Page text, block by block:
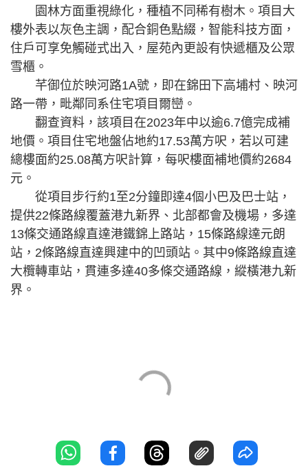
園林方面重視綠化，種植不同稀有樹木。項目大
樓外表以灰色主調，配合銅色點綴，智能科技方面，
住戶可享免觸碰式出入，屋苑內更設有快遞櫃及公眾
雪櫃。
芊御位於映河路1A號，即在錦田下高埔村、映河
路一帶，毗鄰同系住宅項目爾巒。
翻查資料，該項目在2023年中以逾6.7億完成補
地價。項目住宅地盤佔地約17.53萬方呎，若以可建
總樓面約25.08萬方呎計算，每呎樓面補地價約2684
元。
從項目步行約1至2分鐘即達4個小巴及巴士站，
提供22條路線覆蓋港九新界、北部都會及機場，多達
13條交通路線直達港鐵錦上路站，15條路線達元朗
站，2條路線直達興建中的凹頭站。其中9條路線直達
大欖轉車站，貫連多達40多條交通路線，縱橫港九新
界。